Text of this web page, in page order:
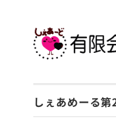
しぇあめーる